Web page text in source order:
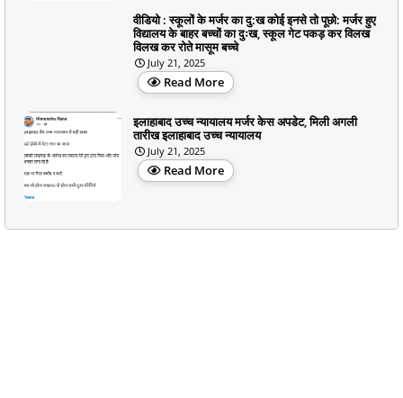
वीडियो : स्कूलों के मर्जर का दु:ख कोई इनसे तो पूछो: मर्जर हुए
विद्यालय के बाहर बच्चों का दुःख, स्कूल गेट पकड़ कर विलख
विलख कर रोते मासूम बच्चे
July 21, 2025
Read More
इलाहाबाद उच्च न्यायालय मर्जर केस अपडेट, मिली अगली
तारीख इलाहाबाद उच्च न्यायालय
July 21, 2025
Read More